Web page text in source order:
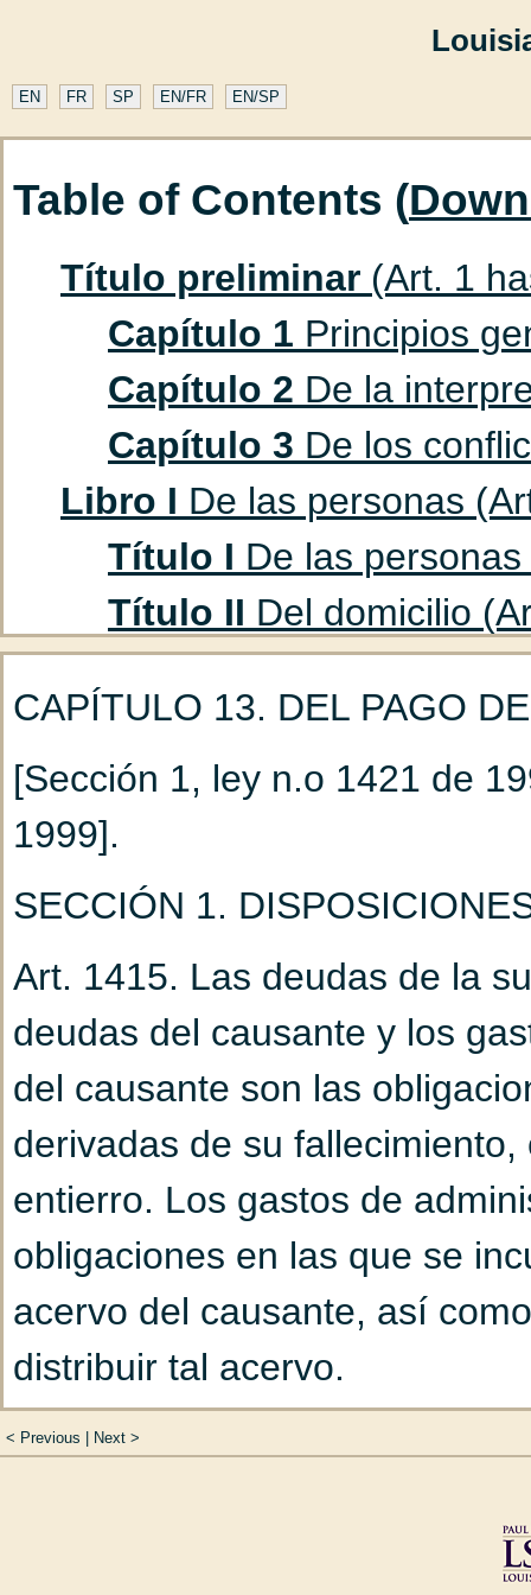
EN FR SP EN/FR EN/SP
Table of Contents (
Título preliminar (Art. 1
Capítulo 1 Principios
Capítulo 2 De la
Capítulo 3 De los
Libro I De las personas
Título I De las
Título II Del domicilio
Título IIIDe los
Capítulo 1De la
(Art. 47 hasta 53)
hasta 85)
Capítulo 1Del
hasta 93)
Capítulo 2De la
Capítulo 3De las
matrimonio (Art. 98
Capítulo 4 De la
Título VDel divorcio
Capítulo 1
Capítulo 2De los
De los
CAPÍTULO 13. DEL PAGO
[Sección 1, ley n.o 1421 de
1999].
SECCIÓN 1.
Art. 1415. Las deudas de la
deudas del causante y los
del causante son las
derivadas de su
entierro. Los gastos de
obligaciones en las que se
acervo del causante, así
distribuir tal acervo.
SECCIÓN 2. DE LOS
acreedores por el pago de
< Previous Next >